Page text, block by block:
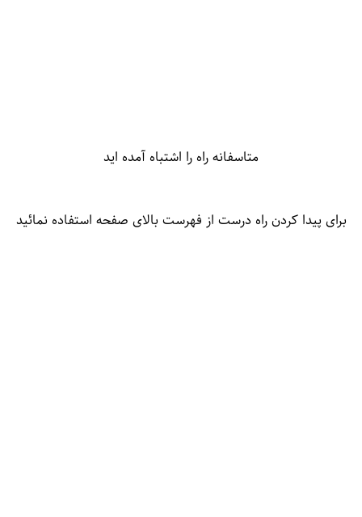
متاسفانه راه را اشتباه آمده اید
برای پیدا کردن راه درست از فهرست بالای صفحه استفاده نمائید